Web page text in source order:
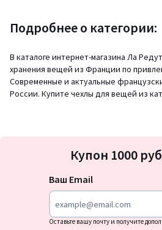
Подробнее о категории:
В каталоге интернет-магазина Ла
хранения вещей из Франции по
Современные и актуальные
России. Купите чехлы для вещей из
на
Купон 1000
Ваш Email
Оставьте вашу почту и получите